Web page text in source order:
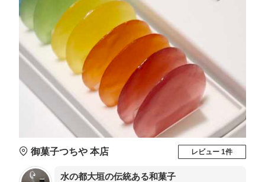
御菓子つちや 本店 レビュー 1件
水の都大垣の伝統ある和菓子